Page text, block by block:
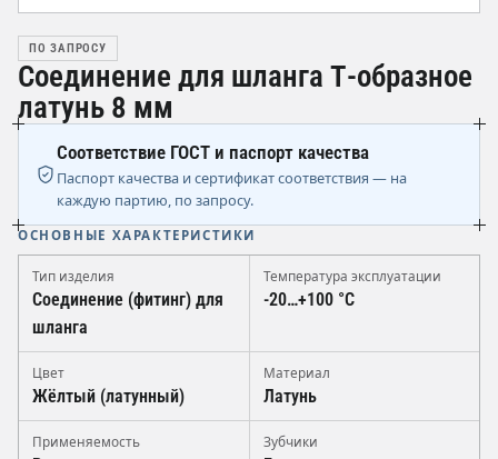
ПО ЗАПРОСУ
Соединение для шланга Т-образное
латунь 8 мм
Соответствие ГОСТ и паспорт качества
Паспорт качества и сертификат соответствия — на
каждую партию, по запросу.
ОСНОВНЫЕ ХАРАКТЕРИСТИКИ
Тип изделия
Соединение (фитинг) для
шланга
Температура эксплуатации
-20…+100 °C
Цвет
Жёлтый (латунный)
Материал
Латунь
Применяемость Зубчики